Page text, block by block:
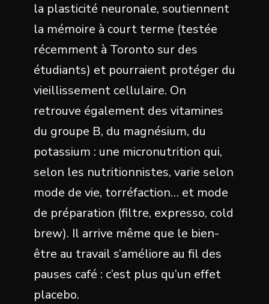
la plasticité neuronale, soutiennent
la mémoire à court terme (testée
récemment à Toronto sur des
étudiants) et pourraient protéger du
vieillissement cellulaire. On
retrouve également des vitamines
du groupe B, du magnésium, du
potassium : une micronutrition qui,
selon les nutritionnistes, varie selon
mode de vie, torréfaction… et mode
de préparation (filtre, expresso, cold
brew). Il arrive même que le bien-
être au travail s’améliore au fil des
pauses café : c’est plus qu’un effet
placebo.